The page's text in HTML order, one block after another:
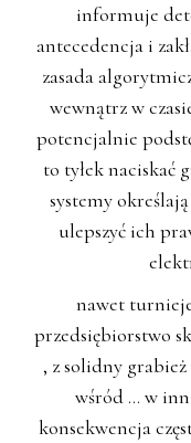
informuje
antecedencja i
zasada
wewnątrz w
potencjalnie
to tyłek naciskać
systemy
ulepszyć ich
nawet
przedsiębiorstwo
, z solidny
wśród … w
konsekwencja